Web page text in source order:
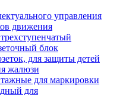
управления
движения
блок
для защиты детей
жалюзи
для маркировки
для